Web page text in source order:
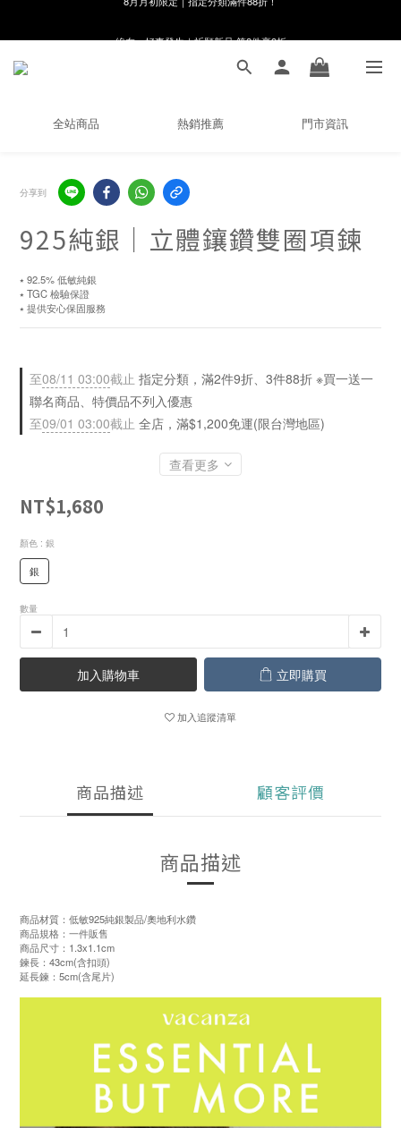
🌸新會員限定🌸註冊送$100購物金
全站商品 熱銷推薦 門市資訊
分享到
925純銀｜立體鑲鑽雙圈項鍊
⭑ 92.5% 低敏純銀
⭑ TGC 檢驗保證
⭑ 提供安心保固服務
至08/11 03:00截止 指定分類，滿2件9折、3件88折 ※買一送一
聯名商品、特價品不列入優惠
至09/01 03:00截止 全店，滿$1,200免運(限台灣地區)
查看更多
NT$1,680
顏色 : 銀
銀
數量
加入購物車 立即購買
加入追蹤清單
商品描述 顧客評價
商品描述
商品材質：低敏925純銀製品/奧地利水鑽
商品規格：一件販售
商品尺寸：1.3x1.1cm
鍊長：43cm(含扣頭)
延長鍊：5cm(含尾片)